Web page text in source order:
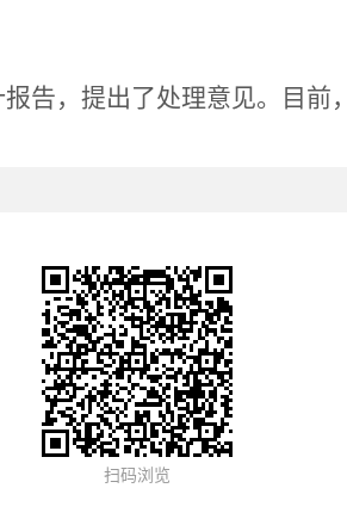
告，提出了处理意见。目前
扫码浏览